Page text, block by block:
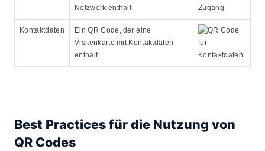
Netzwerk enthält.
Kontaktdaten
Ein QR Code, der eine
Visitenkarte mit Kontaktdaten
enthält.
Best Practices für die Nutzung von
QR Codes